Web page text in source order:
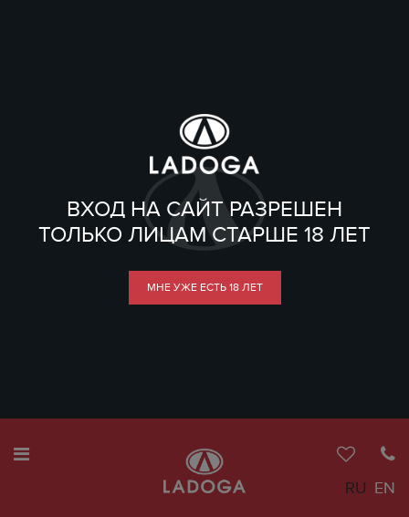
ВХОД НА САЙТ РАЗРЕШЕН
ТОЛЬКО ЛИЦАМ СТАРШЕ 18 ЛЕТ
МНЕ УЖЕ ЕСТЬ 18 ЛЕТ
RU EN